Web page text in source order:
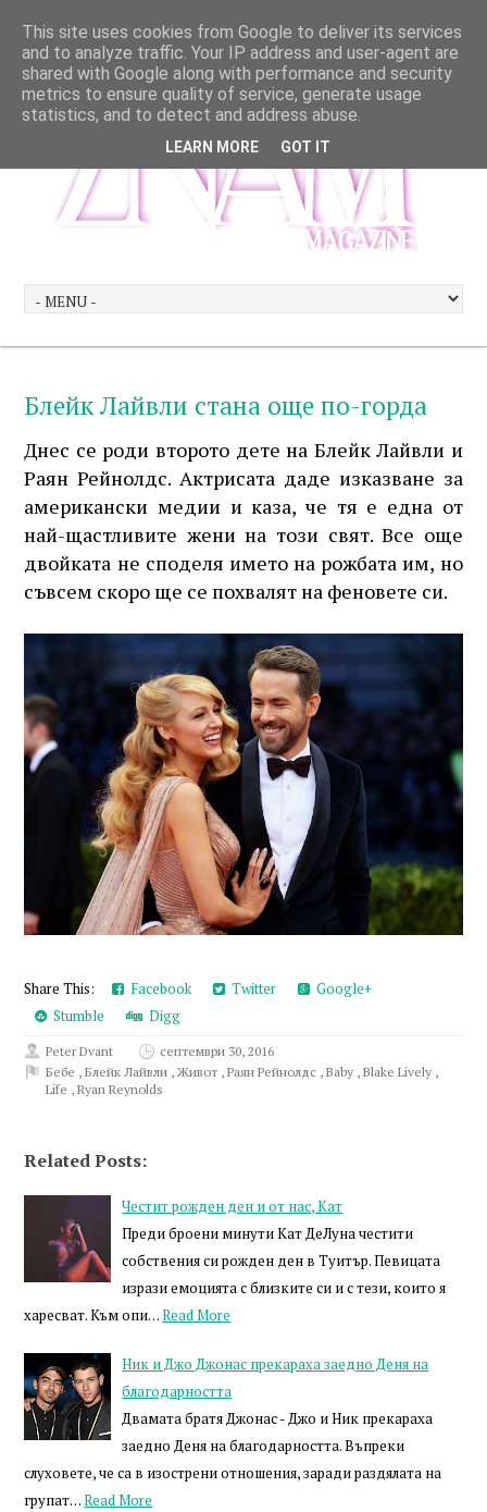
Блейк Лайвли стана още по-горда
Днес се роди второто дете на Блейк Лайвли и
Раян Рейнолдс. Актрисата даде изказване за
американски медии и каза, че тя е една от
най-щастливите жени на този свят. Все още
двойката не споделя името на рожбата им, но
съвсем скоро ще се похвалят на феновете си.
Share This: Facebook Twitter
Google+
Stumble
Digg
Peter Dvant
септември 30, 2016
Бебе ,Блейк Лайвли ,Живот ,Раян Рейнолдс ,Baby ,Blake Lively ,
Life ,Ryan Reynolds
Related Posts:
Честит рожден ден и от нас, Кат
Преди броени минути Кат ДеЛуна честити
собствения си рожден ден в Туитър. Певицата
изрази емоцията с близките си и с тези, които я
харесват. Към опи…Read More
Ник и Джо Джонас прекараха заедно Деня на
благодарността
Двамата братя Джонас - Джо и Ник прекараха
заедно Деня на благодарността. Въпреки
слуховете, че са в изострени отношения, заради раздялата на
групат…Read More
This site uses cookies from Google to deliver its services
and to analyze traffic. Your IP address and user-agent are
shared with Google along with performance and security
metrics to ensure quality of service, generate usage
statistics, and to detect and address abuse.
LEARN MORE GOT IT